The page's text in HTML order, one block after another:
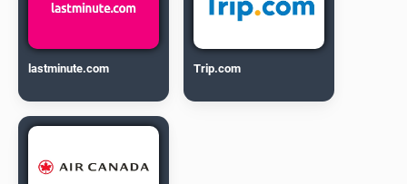
lastminute.com Trip.com